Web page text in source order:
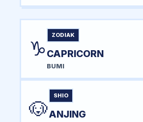
♑
ZODIAK
CAPRICORN
BUMI
🐶
SHIO
ANJING